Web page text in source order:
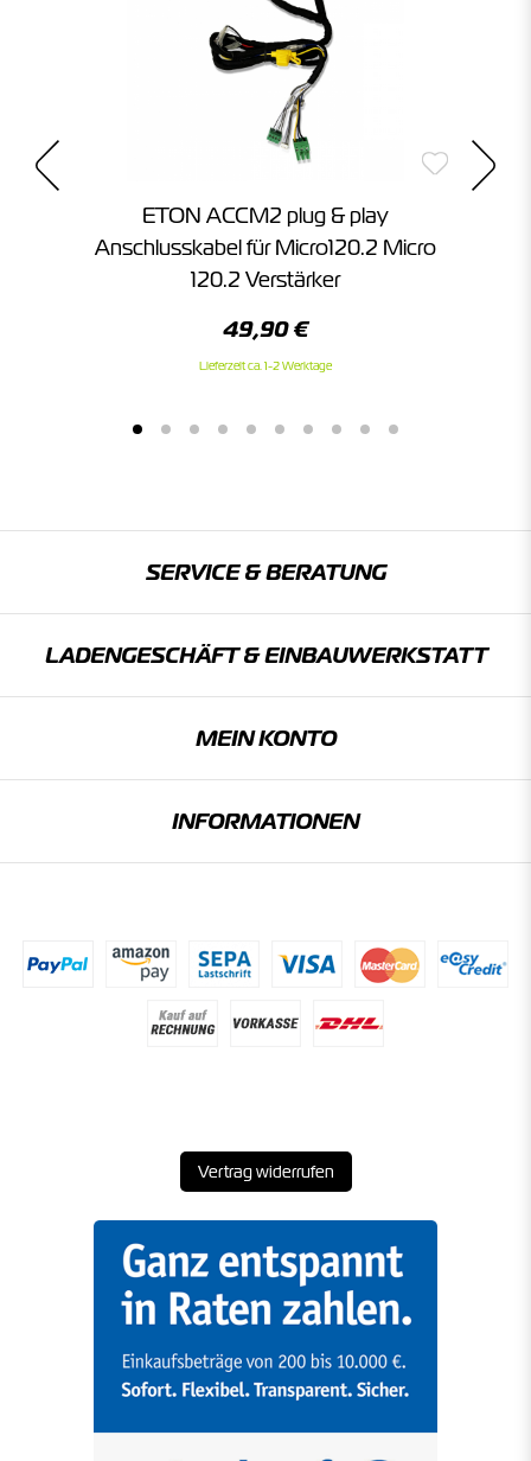
ETON ACCM2 plug & play
Anschlusskabel für Micro120.2 Micro
120.2 Verstärker
49,90 €
Lieferzeit ca. 1-2 Werktage
SERVICE & BERATUNG
LADENGESCHÄFT & EINBAU­WERKSTATT
MEIN KONTO
INFORMATIONEN
Vertrag widerrufen